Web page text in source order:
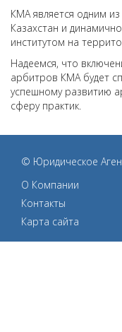
КМА является одним
Казахстан и
институтом на
Надеемся, что
арбитров КМА будет
успешному развитию
сферу практик.
© Юридическое
О Компании
Контакты
Карта сайта